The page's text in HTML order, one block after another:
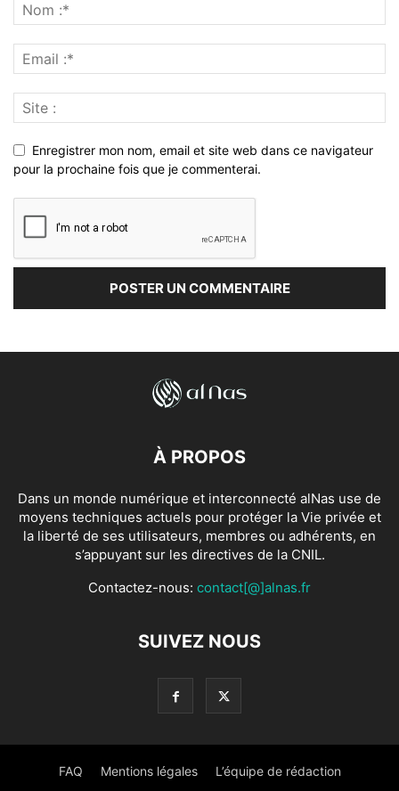
Enregistrer mon nom, email et site web dans ce navigateur
pour la prochaine fois que je commenterai.
À PROPOS
Dans un monde numérique et interconnecté alNas use de
moyens techniques actuels pour protéger la Vie privée et
la liberté de ses utilisateurs, membres ou adhérents, en
s’appuyant sur les directives de la CNIL.
Contactez-nous: contact[@]alnas.fr
SUIVEZ NOUS
FAQ Mentions légales L’équipe de rédaction